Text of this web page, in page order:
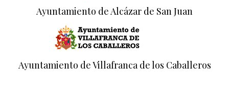
Ayuntamiento de Alcázar de San Juan
Ayuntamiento de Villafranca de los Caballeros